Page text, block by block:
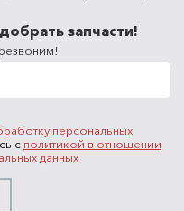
запчасти!
персональных
с политикой в отношении
данных